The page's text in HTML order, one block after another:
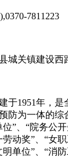
7811223
城关镇建设西
于1951年，
防为一体的综
”、“院务公
动奖”、“女
单位”、“消